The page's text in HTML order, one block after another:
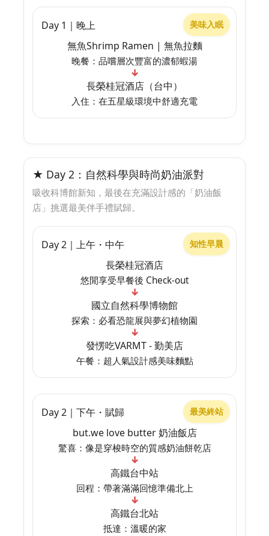
美味入眠
Day 1｜晚上
無魚Shrimp Ramen | 無魚拉麵
晚餐：品嚐層次豐富的濃郁蝦湯
↓
長榮桂冠酒店（台中）
入住：在五星級環境中舒適充電
★ Day 2：自然科學與時尚奶油派對
吸收科博館新知，最後在充滿設計感的「奶油飯
店」挑選最美伴手禮賦歸。
知性早晨
Day 2｜上午・中午
長榮桂冠酒店
悠閒享受早餐後 Check-out
↓
國立自然科學博物館
探索：必看恐龍展與夢幻植物園
↓
發愣吃VARMT - 勤美店
午餐：超人氣設計感美味麵點
最美終站
Day 2｜下午・賦歸
but.we love butter 奶油飯店
驚喜：像是穿梭時空的質感奶油餅乾店
↓
高鐵台中站
回程：帶著滿滿回憶準備北上
↓
高鐵台北站
抵達：溫暖的家